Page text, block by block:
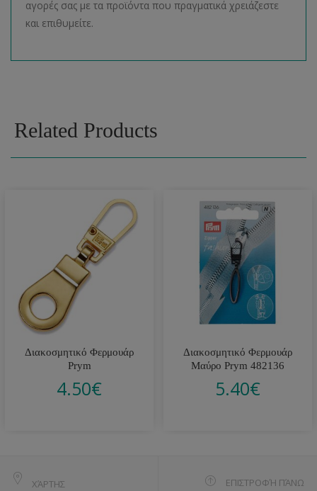
αγορές σας με τα προϊόντα που πραγματικά χρειάζεστε
και επιθυμείτε.
Related Products
Διακοσμητικό Φερμουάρ
Prym
4.50€
Διακοσμητικό Φερμουάρ
Μαύρο Prym 482136
5.40€
ΧΆΡΤΗΣ ΕΠΙΣΤΡΟΦΉ ΠΆΝΩ